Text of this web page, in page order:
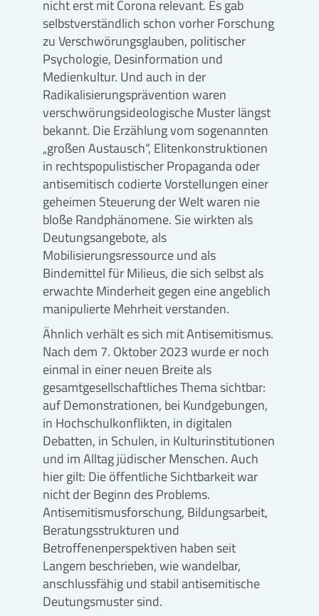
nicht erst mit Corona relevant. Es gab
selbstverständlich schon vorher Forschung
zu Verschwörungsglauben, politischer
Psychologie, Desinformation und
Medienkultur. Und auch in der
Radikalisierungsprävention waren
verschwörungsideologische Muster längst
bekannt. Die Erzählung vom sogenannten
„großen Austausch“, Elitenkonstruktionen
in rechtspopulistischer Propaganda oder
antisemitisch codierte Vorstellungen einer
geheimen Steuerung der Welt waren nie
bloße Randphänomene. Sie wirkten als
Deutungsangebote, als
Mobilisierungsressource und als
Bindemittel für Milieus, die sich selbst als
erwachte Minderheit gegen eine angeblich
manipulierte Mehrheit verstanden.
Ähnlich verhält es sich mit Antisemitismus.
Nach dem 7. Oktober 2023 wurde er noch
einmal in einer neuen Breite als
gesamtgesellschaftliches Thema sichtbar:
auf Demonstrationen, bei Kundgebungen,
in Hochschulkonflikten, in digitalen
Debatten, in Schulen, in Kulturinstitutionen
und im Alltag jüdischer Menschen. Auch
hier gilt: Die öffentliche Sichtbarkeit war
nicht der Beginn des Problems.
Antisemitismusforschung, Bildungsarbeit,
Beratungsstrukturen und
Betroffenenperspektiven haben seit
Langem beschrieben, wie wandelbar,
anschlussfähig und stabil antisemitische
Deutungsmuster sind.